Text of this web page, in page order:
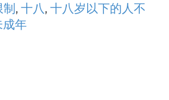
制, 十八, 十八岁以下的人不
成年